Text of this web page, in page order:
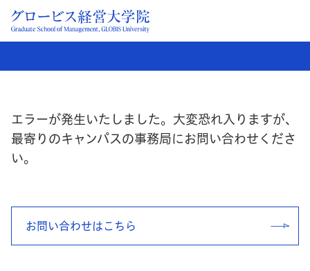
エラーが発生いたしました。大変恐れ入りますが、
最寄りのキャンパスの事務局にお問い合わせくださ
い。
お問い合わせはこちら